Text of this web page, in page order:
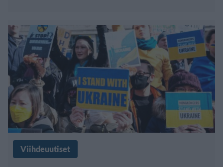
Viihdeuutiset